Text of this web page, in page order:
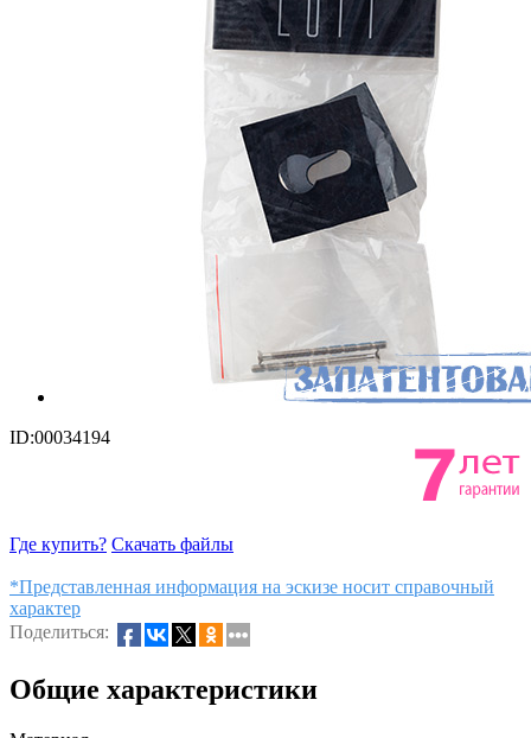
ID:00034194
Где купить? Скачать файлы
*Представленная информация на эскизе носит справочный
характер
Поделиться:
Общие характеристики